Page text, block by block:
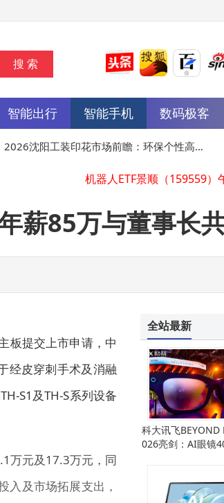
智能出行 智能手机 数码极客
沈阳工装印花市场前瞻：环保个性高效
主流，选对品牌是关键
薪85万与董事长
板提交上市申请，中
经皮穿刺手术及消融
S1及TH-S系列设备
万元及17.3万元，同
及市场拓展支出，
全站最新
科大讯飞BEYOND
026亮剑：AI眼镜